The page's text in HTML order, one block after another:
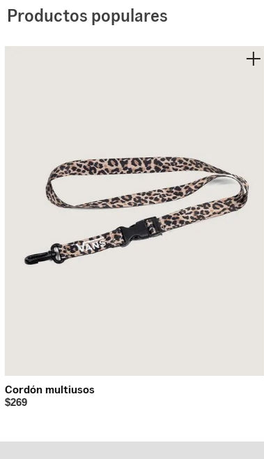
que reemplaza la tecnología ComfyCush,
- Collar acolchado para soporte y confort
- Detalle de talón en goma que aporta
- Logotipo Flying V clásico
- Suela cupsole que brinda soporte y
- Suela híbrida waffle con zonas de pivote y
Productos populares
Cordón multiusos
$269